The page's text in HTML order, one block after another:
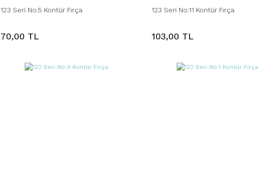
123 Seri No:5 Kontür Fırça
70,00 TL
123 Seri No:11 Kontür Fırça
103,00 TL